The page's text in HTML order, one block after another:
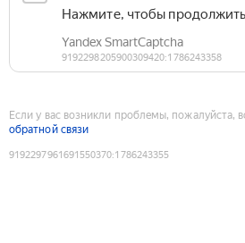
Если у вас возникли проблемы, пожалуйста,
обратной связи
9192297961691550370:1786243355